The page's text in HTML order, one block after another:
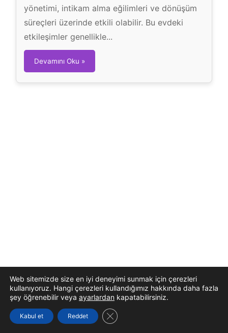
yönetimi, intikam alma eğilimleri ve dönüşüm
süreçleri üzerinde etkili olabilir. Bu evdeki
etkileşimler genellikle...
Devamını Oku »8
.
E
Web sitemizde size en iyi deneyimi sunmak için çerezleri
kullanıyoruz. Hangi çerezleri kullandığımız hakkında daha fazla
şey öğrenebilir veya ayarlardan kapatabilirsiniz.
Kabul et Reddet GDPR çerez şeridini kapat